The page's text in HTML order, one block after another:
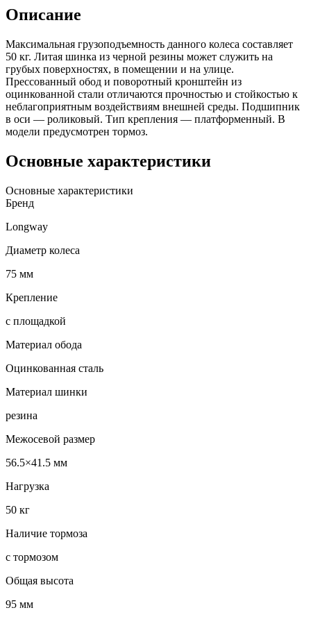
Описание
Максимальная грузоподъемность данного колеса составляет
50 кг. Литая шинка из черной резины может служить на
грубых поверхностях, в помещении и на улице.
Прессованный обод и поворотный кронштейн из
оцинкованной стали отличаются прочностью и стойкостью к
неблагоприятным воздействиям внешней среды. Подшипник
в оси — роликовый. Тип крепления — платформенный. В
модели предусмотрен тормоз.
Основные характеристики
Основные характеристики
Бренд
Longway
Диаметр колеса
75 мм
Крепление
с площадкой
Материал обода
Оцинкованная сталь
Материал шинки
резина
Межосевой размер
56.5×41.5 мм
Нагрузка
50 кг
Наличие тормоза
с тормозом
Общая высота
95 мм